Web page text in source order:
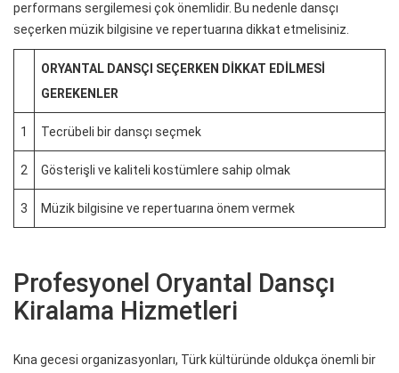
performans sergilemesi çok önemlidir. Bu nedenle dansçı
seçerken müzik bilgisine ve repertuarına dikkat etmelisiniz.
ORYANTAL DANSÇI SEÇERKEN DIKKAT EDILMESI
GEREKENLER
1 Tecrübeli bir dansçı seçmek
2 Gösterişli ve kaliteli kostümlere sahip olmak
3 Müzik bilgisine ve repertuarına önem vermek
Profesyonel Oryantal Dansçı
Kiralama Hizmetleri
Kına gecesi organizasyonları, Türk kültüründe oldukça önemli bir